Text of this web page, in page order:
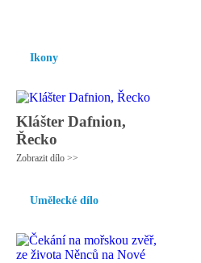
Ikony
Klášter Dafnion,
Řecko
Zobrazit dílo >>
Umělecké dílo